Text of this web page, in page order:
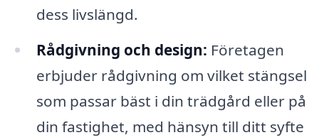
dess livslängd.
Rådgivning och design: Företagen
erbjuder rådgivning om vilket stängsel
som passar bäst i din trädgård eller på
din fastighet, med hänsyn till ditt syfte